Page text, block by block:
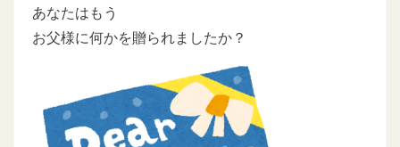
あなたはもう
お父様に何かを贈られましたか？